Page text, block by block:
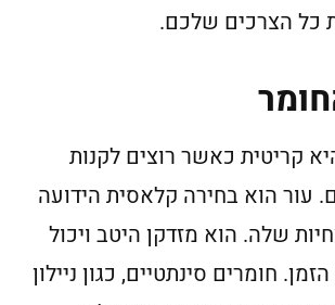
כל הצרכים שלכם.
קריטית כאשר רוצים לקנות
עור הוא בחירה קלאסית הידועה
שלה. הוא מזדקן היטב ויכול
חומרים סינתטיים, כגון ניילון